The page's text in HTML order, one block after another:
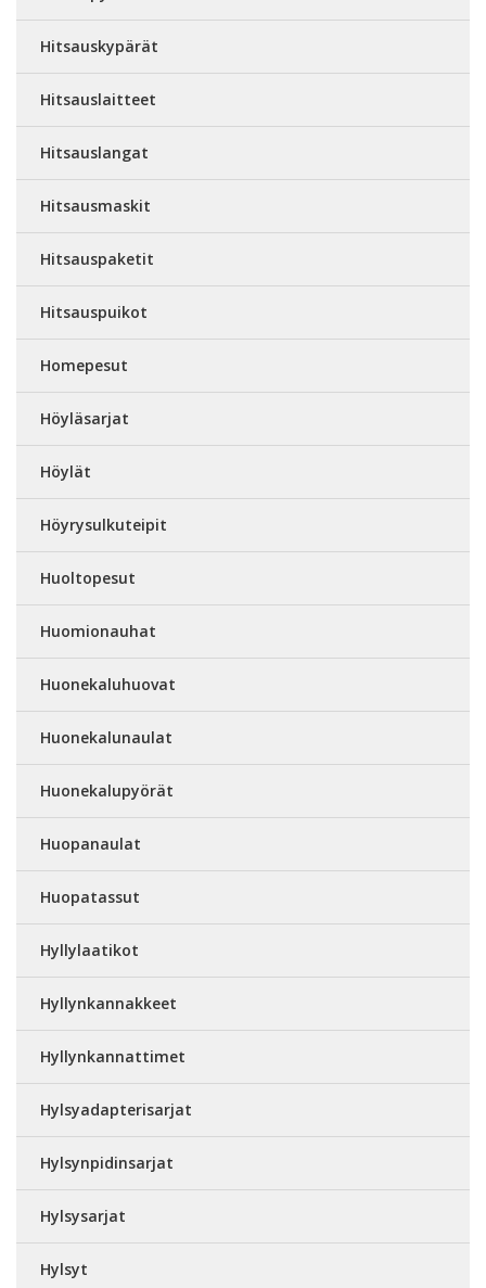
Hitsauskypärät
Hitsauslaitteet
Hitsauslangat
Hitsausmaskit
Hitsauspaketit
Hitsauspuikot
Homepesut
Höyläsarjat
Höylät
Höyrysulkuteipit
Huoltopesut
Huomionauhat
Huonekaluhuovat
Huonekalunaulat
Huonekalupyörät
Huopanaulat
Huopatassut
Hyllylaatikot
Hyllynkannakkeet
Hyllynkannattimet
Hylsyadapterisarjat
Hylsynpidinsarjat
Hylsysarjat
Hylsyt